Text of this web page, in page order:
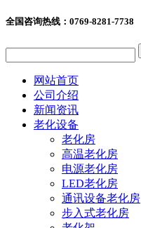
全国咨询热线： 0769-8281-7738
网站首页
公司介绍
新闻资讯
老化设备
老化房
高温老化房
电源老化房
LED老化房
通讯设备老化房
步入式老化房